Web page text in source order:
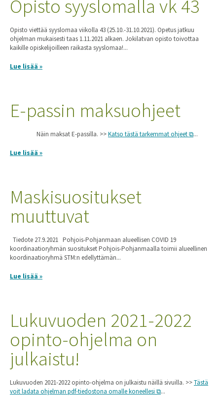
Opisto syyslomalla vk 43
Opisto viettää syyslomaa viikolla 43 (25.10.-31.10.2021). Opetus jatkuu
ohjelman mukaisesti taas 1.11.2021 alkaen. Jokilatvan opisto toivottaa
kaikille opiskelijoilleen raikasta syyslomaa!...
Lue lisää »
E-passin maksuohjeet
Näin maksat E-passilla. >>Katso tästä tarkemmat ohjeet ...
Lue lisää »
Maskisuositukset
muuttuvat
Tiedote 27.9.2021 Pohjois-Pohjanmaan alueellisen COVID 19
koordinaatioryhmän suositukset Pohjois-Pohjanmaalla toimii alueellinen
koordinaatioryhmä STM:n edellyttämän...
Lue lisää »
Lukuvuoden 2021-2022
opinto-ohjelma on
julkaistu!
Lukuvuoden 2021-2022 opinto-ohjelma on julkaistu näillä sivuilla. >>Tästä
voit ladata ohjelman pdf-tiedostona omalle koneellesi
...